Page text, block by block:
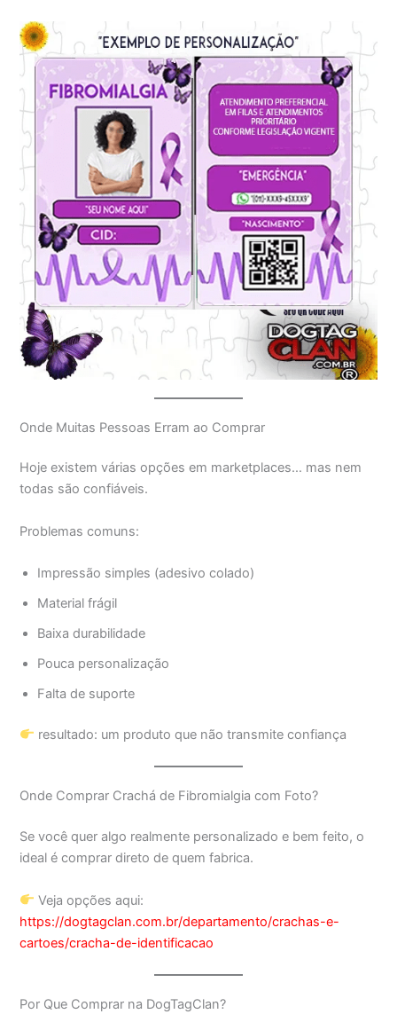
Onde Muitas Pessoas Erram ao Comprar
Hoje existem várias opções em marketplaces… mas nem
todas são confiáveis.
Problemas comuns:
Impressão simples (adesivo colado)
Material frágil
Baixa durabilidade
Pouca personalização
Falta de suporte
resultado: um produto que não transmite confiança
Onde Comprar Crachá de Fibromialgia com Foto?
Se você quer algo realmente personalizado e bem feito, o
ideal é comprar direto de quem fabrica.
Veja opções aqui:
https://dogtagclan.com.br/departamento/crachas-e-
cartoes/cracha-de-identificacao
Por Que Comprar na DogTagClan?